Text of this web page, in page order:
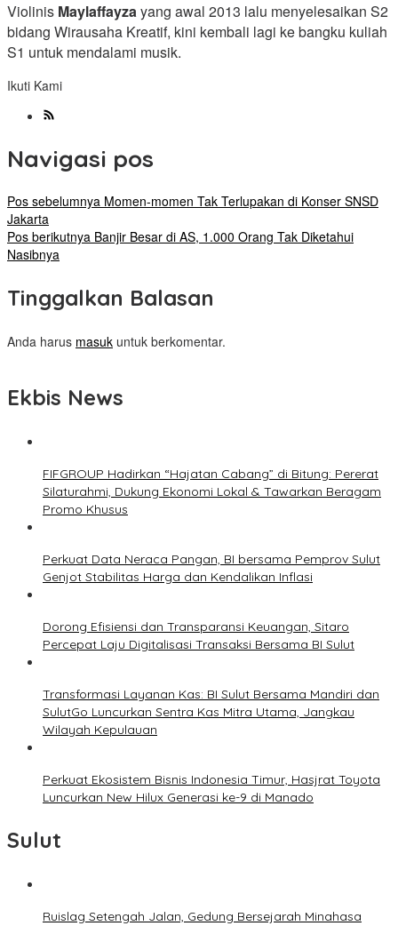
Violinis Maylaffayzayang awal 2013 lalu menyelesaikan S2
bidang Wirausaha Kreatif, kini kembali lagi ke bangku kuliah
S1 untuk mendalami musik.
Ikuti Kami
Navigasi pos
Pos sebelumnya Momen-momen Tak Terlupakan di Konser SNSD
Jakarta
Pos berikutnya Banjir Besar di AS, 1.000 Orang Tak Diketahui
Nasibnya
Tinggalkan Balasan
Anda harus masuk untuk berkomentar.
Ekbis News
FIFGROUP Hadirkan “Hajatan Cabang” di Bitung: Pererat
Silaturahmi, Dukung Ekonomi Lokal & Tawarkan Beragam
Promo Khusus
Perkuat Data Neraca Pangan, BI bersama Pemprov Sulut
Genjot Stabilitas Harga dan Kendalikan Inflasi
Dorong Efisiensi dan Transparansi Keuangan, Sitaro
Percepat Laju Digitalisasi Transaksi Bersama BI Sulut
Transformasi Layanan Kas: BI Sulut Bersama Mandiri dan
SulutGo Luncurkan Sentra Kas Mitra Utama, Jangkau
Wilayah Kepulauan
Perkuat Ekosistem Bisnis Indonesia Timur, Hasjrat Toyota
Luncurkan New Hilux Generasi ke-9 di Manado
Sulut
Ruislag Setengah Jalan, Gedung Bersejarah Minahasa